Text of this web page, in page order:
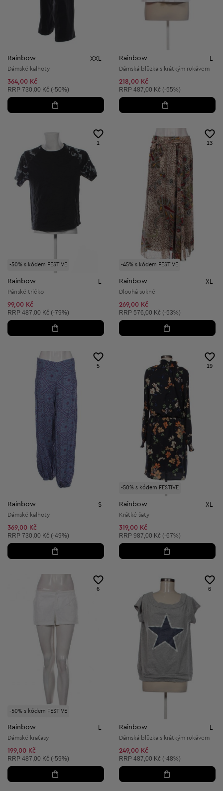
Rainbow XXL
Dámské kalhoty
364,00 Kč
Doporučená cena:
RRP 730,00 Kč (-50%)
Rainbow L
Dámská blůzka s krátkým rukávem
218,00 Kč
Doporučená cena:
RRP 487,00 Kč (-55%)
-50% s kódem FESTIVE
1
Rainbow L
Pánské tričko
99,00 Kč
Doporučená cena:
RRP 487,00 Kč (-79%)
-45% s kódem FESTIVE
13
Rainbow XL
Dlouhá sukně
269,00 Kč
Doporučená cena:
RRP 576,00 Kč (-53%)
5
Rainbow S
Dámské kalhoty
369,00 Kč
Doporučená cena:
RRP 730,00 Kč (-49%)
-50% s kódem FESTIVE
19
Rainbow XL
Krátké šaty
319,00 Kč
Doporučená cena:
RRP 987,00 Kč (-67%)
-50% s kódem FESTIVE
6
Rainbow
Dámské kraťasy
199,00 Kč
Doporučená cena:
RRP 487,00 Kč (-59%)
6
Rainbow
Dámská blůzka s krátkým rukávem
249,00 Kč
Doporučená cena:
RRP 487,00 Kč (-48%)